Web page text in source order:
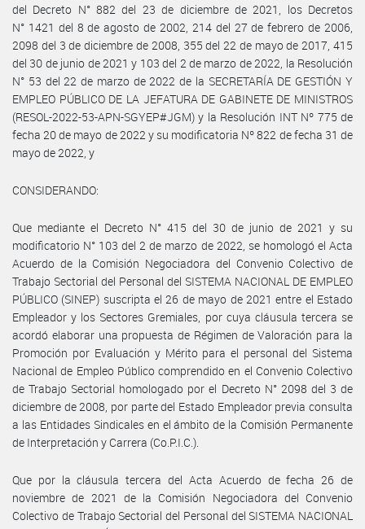
del Decreto N° 882 del 23 de diciembre de 2021, los Decretos
N° 1421 del 8 de agosto de 2002, 214 del 27 de febrero de 2006,
2098 del 3 de diciembre de 2008, 355 del 22 de mayo de 2017, 415
del 30 de junio de 2021 y 103 del 2 de marzo de 2022, la Resolución
N° 53 del 22 de marzo de 2022 de la SECRETARÍA DE GESTIÓN Y
EMPLEO PÚBLICO DE LA JEFATURA DE GABINETE DE MINISTROS
(RESOL-2022-53-APN-SGYEP#JGM) y la Resolución INT Nº 775 de
fecha 20 de mayo de 2022 y su modificatoria Nº 822 de fecha 31 de
mayo de 2022, y
CONSIDERANDO:
Que mediante el Decreto N° 415 del 30 de junio de 2021 y su
modificatorio N° 103 del 2 de marzo de 2022, se homologó el Acta
Acuerdo de la Comisión Negociadora del Convenio Colectivo de
Trabajo Sectorial del Personal del SISTEMA NACIONAL DE EMPLEO
PÚBLICO (SINEP) suscripta el 26 de mayo de 2021 entre el Estado
Empleador y los Sectores Gremiales, por cuya cláusula tercera se
acordó elaborar una propuesta de Régimen de Valoración para la
Promoción por Evaluación y Mérito para el personal del Sistema
Nacional de Empleo Público comprendido en el Convenio Colectivo
de Trabajo Sectorial homologado por el Decreto N° 2098 del 3 de
diciembre de 2008, por parte del Estado Empleador previa consulta
a las Entidades Sindicales en el ámbito de la Comisión Permanente
de Interpretación y Carrera (Co.P.I.C.).
Que por la cláusula tercera del Acta Acuerdo de fecha 26 de
noviembre de 2021 de la Comisión Negociadora del Convenio
Colectivo de Trabajo Sectorial del Personal del SISTEMA NACIONAL